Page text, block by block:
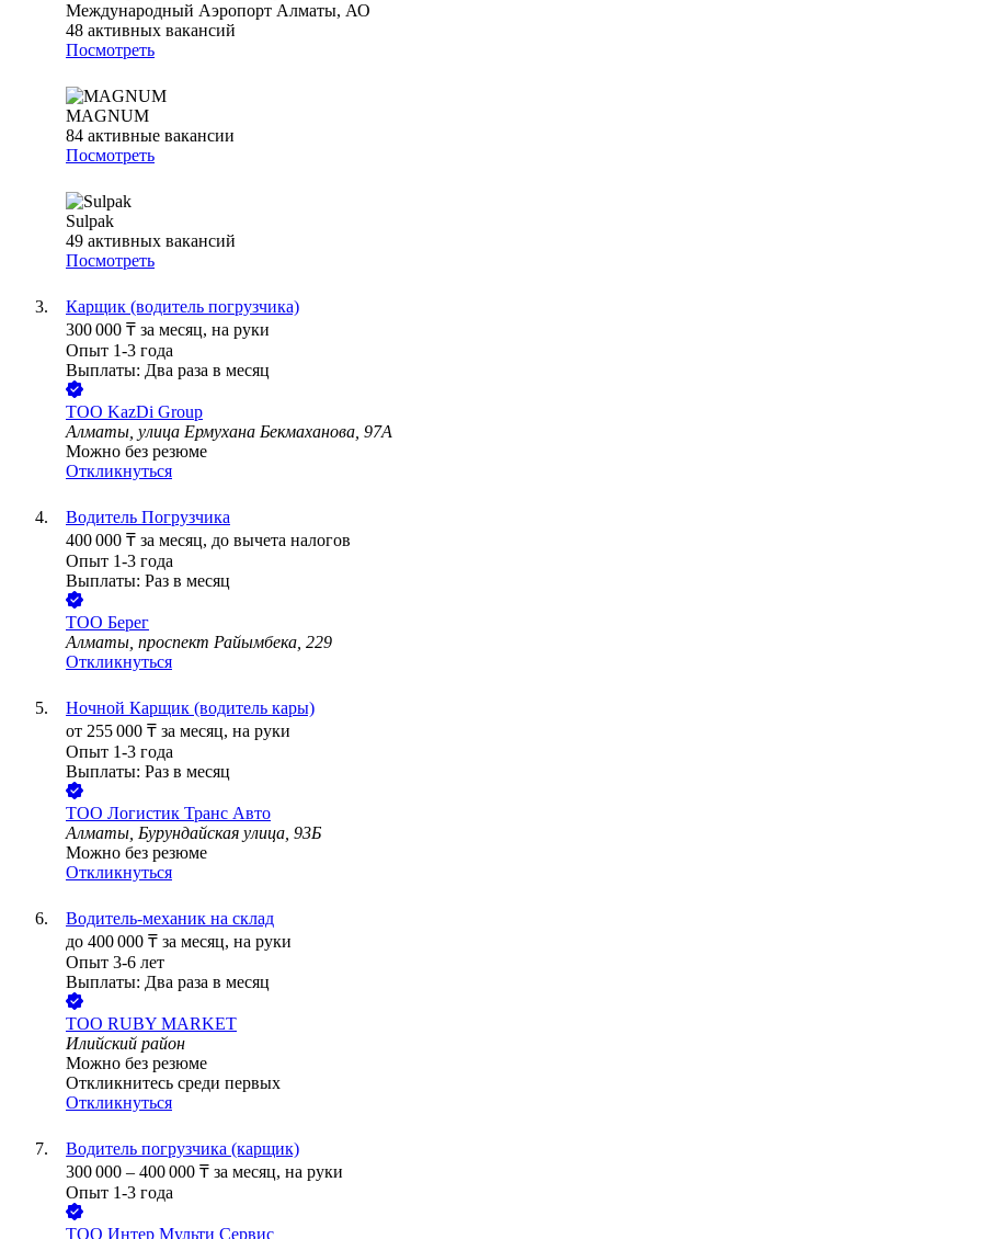
Международный Аэропорт Алматы, АО
48 активных вакансий
Посмотреть
MAGNUM
84 активные вакансии
Посмотреть
Sulpak
49 активных вакансий
Посмотреть
Карщик (водитель погрузчика)
300 000 ₸ за месяц, на руки
Опыт 1-3 года
Выплаты: Два раза в месяц
ТОО KazDi Group
Алматы, улица Ермухана Бекмаханова, 97А
Можно без резюме
Откликнуться
Водитель Погрузчика
400 000 ₸ за месяц, до вычета налогов
Опыт 1-3 года
Выплаты: Раз в месяц
ТОО Берег
Алматы, проспект Райымбека, 229
Откликнуться
Ночной Карщик (водитель кары)
от 255 000 ₸ за месяц, на руки
Опыт 1-3 года
Выплаты: Раз в месяц
ТОО Логистик Транс Авто
Алматы, Бурундайская улица, 93Б
Можно без резюме
Откликнуться
Водитель-механик на склад
до 400 000 ₸ за месяц, на руки
Опыт 3-6 лет
Выплаты: Два раза в месяц
ТОО RUBY MARKET
Илийский район
Можно без резюме
Откликнитесь среди первых
Откликнуться
Водитель погрузчика (карщик)
300 000 – 400 000 ₸ за месяц, на руки
Опыт 1-3 года
ТОО Интер Мульти Сервис